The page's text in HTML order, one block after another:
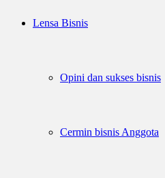
Lensa Bisnis
Opini dan sukses bisnis
Cermin bisnis Anggota